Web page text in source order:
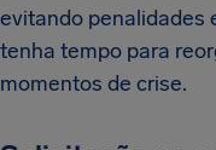
evitando penalidades
tenha tempo para
momentos de crise.